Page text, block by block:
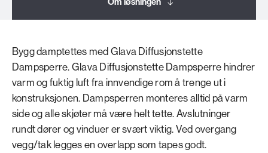
Bygg damptettes med Glava Diffusjonstette
Dampsperre. Glava Diffusjonstette Dampsperre hindrer
varm og fuktig luft fra innvendige rom å trenge ut i
konstruksjonen. Dampsperren monteres alltid på varm
side og alle skjøter må være helt tette. Avslutninger
rundt dører og vinduer er svært viktig. Ved overgang
vegg/tak legges en overlapp som tapes godt.